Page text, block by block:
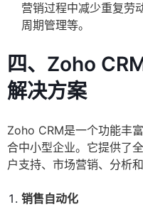
营销过程中减少重复劳
周期管理等。
四、Zoho
解决方案
Zoho CRM是一个功能丰
合中小型企业。它提供了
户支持、市场营销、分析和
销售自动化